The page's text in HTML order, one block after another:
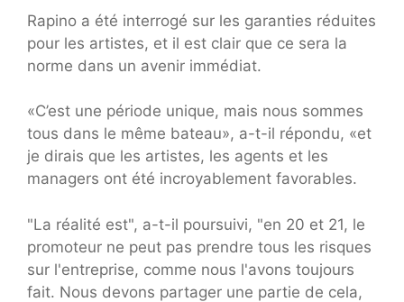
Rapino a été interrogé sur les garanties réduites
pour les artistes, et il est clair que ce sera la
norme dans un avenir immédiat.
«C’est une période unique, mais nous sommes
tous dans le même bateau», a-t-il répondu, «et
je dirais que les artistes, les agents et les
managers ont été incroyablement favorables.
"La réalité est", a-t-il poursuivi, "en 20 et 21, le
promoteur ne peut pas prendre tous les risques
sur l'entreprise, comme nous l'avons toujours
fait. Nous devons partager une partie de cela,